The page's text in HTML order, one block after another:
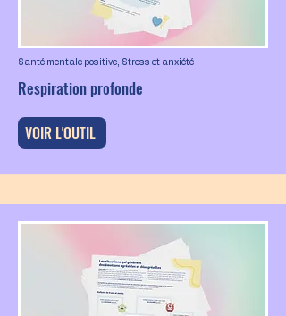
Santé mentale positive, Stress et anxiété
Respiration profonde
VOIR L'OUTIL